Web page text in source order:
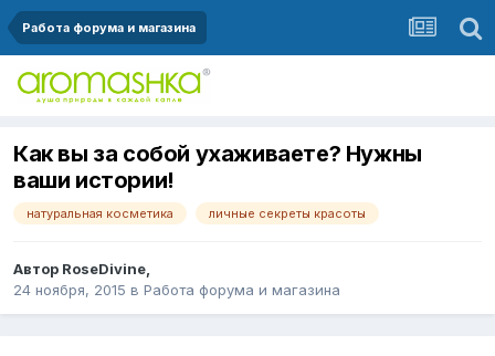
Работа форума и магазина
Как вы за собой ухаживаете? Нужны
ваши истории!
натуральная косметика личные секреты красоты
Автор RoseDivine,
24 ноября, 2015 в Работа форума и магазина